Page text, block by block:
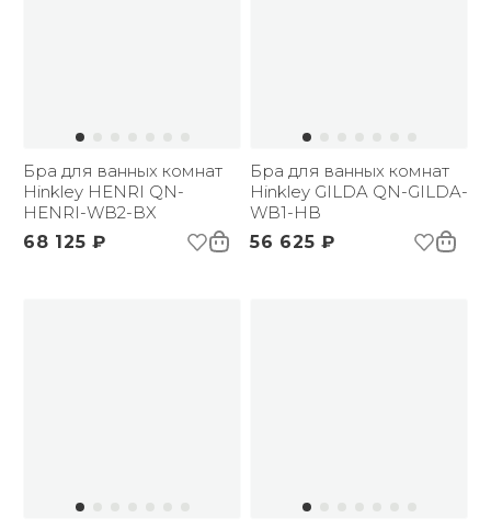
Бра для ванных комнат
Hinkley HENRI QN-
HENRI-WB2-BX
68 125 ₽
Бра для ванных комнат
Hinkley GILDA QN-GILDA-
WB1-HB
56 625 ₽